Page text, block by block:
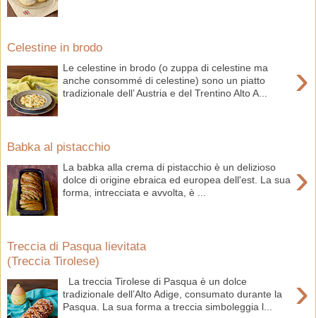
Celestine in brodo
›
Le celestine in brodo (o zuppa di celestine ma
anche consommé di celestine) sono un piatto
tradizionale dell’ Austria e del Trentino Alto A...
Babka al pistacchio
›
La babka alla crema di pistacchio è un delizioso
dolce di origine ebraica ed europea dell'est. La sua
forma, intrecciata e avvolta, è ...
Treccia di Pasqua lievitata
(Treccia Tirolese)
›
La treccia Tirolese di Pasqua è un dolce
tradizionale dell’Alto Adige, consumato durante la
Pasqua. La sua forma a treccia simboleggia l...